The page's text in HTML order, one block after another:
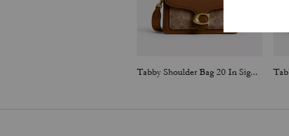
Tabby Shoulder Bag 20 In Signature Canvas